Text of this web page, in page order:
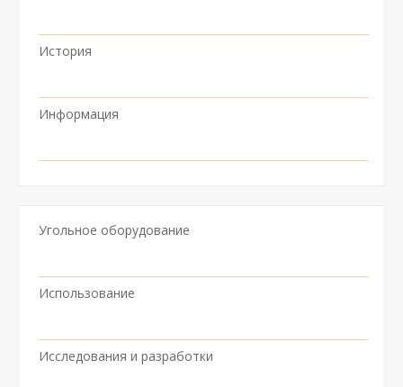
История
Информация
Угольное оборудование
Использование
Исследования и разработки